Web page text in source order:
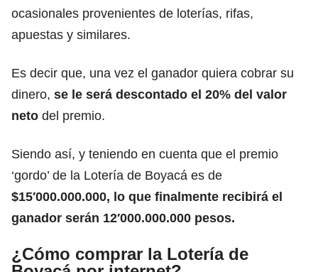
ocasionales provenientes de loterías, rifas,
apuestas y similares.
Es decir que, una vez el ganador quiera cobrar su
dinero, se le será descontado el 20% del valor
neto del premio.
Siendo así, y teniendo en cuenta que el premio
‘gordo’ de la Lotería de Boyacá es de
$15′000.000.000, lo que finalmente recibirá el
ganador serán 12′000.000.000 pesos.
¿Cómo comprar la Lotería de